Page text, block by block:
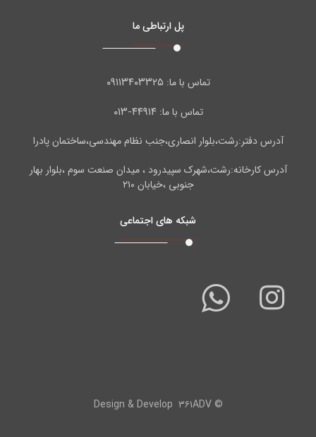
پل ارتباطی ما
تماس با ما:۰۹۱۱۳۴۰۳۳۲۵
تماس با ما: ۴۴۹۱۴-۰۱۳
آدرس دفتر:رشت،بلوار انصاری،جنب نظام مهندسی،ساختمان پادرا
آدرس کارخانه:رشت،شهرک سپیدرود ، میدان صنعت سوم ،بلوار بهار
جنوبی ،خیابان ۲۱۰
شبکه های اجتماعی
© Design & Develop۳۶۱ADV